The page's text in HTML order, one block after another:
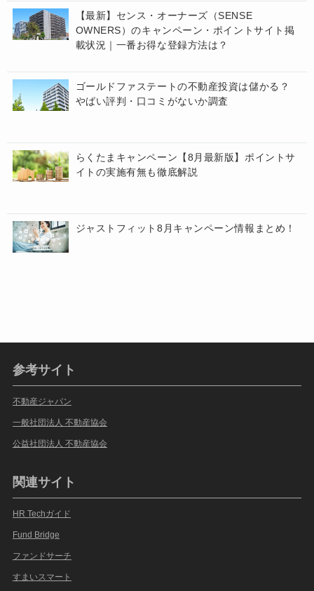
【最新】センス・オーナーズ（SENSE
OWNERS）のキャンペーン・ポイントサイト掲
載状況｜一番お得な登録方法は？
ゴールドファステートの不動産投資は儲かる？
やばい評判・口コミがないか調査
らくたまキャンペーン【8月最新版】ポイントサ
イトの実施有無も徹底解説
ジャストフィット8月キャンペーン情報まとめ！
参考サイト
不動産ジャパン
一般社団法人 不動産協会
公益社団法人 不動産協会
関連サイト
HR Techガイド
Fund Bridge
ファンドサーチ
すまいスマート